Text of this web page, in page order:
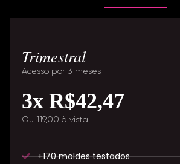
Trimestral
Acesso por 3 meses
3x R$42,47
Ou 119,00 à vista
+170 moldes testados